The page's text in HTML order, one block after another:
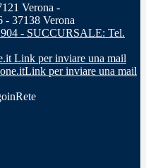
Verona -
37138 Verona
- SUCCURSALE: Tel.
Link per inviare una mail
Link per inviare una mail